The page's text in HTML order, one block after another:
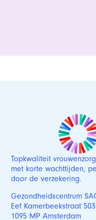
Topkwaliteit
met korte wachttijden,
door de verzekering.
Gezondheidscentrum
Eef Kamerbeekstraat 503
1095 MP Amsterdam